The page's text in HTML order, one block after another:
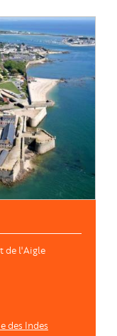
de l'Aigle
des Indes